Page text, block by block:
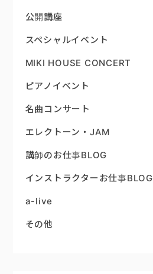
公開講座
スペシャルイベント
MIKI HOUSE CONCERT
ピアノイベント
名曲コンサート
エレクトーン・JAM
講師のお仕事BLOG
インストラクターお仕事BLOG
a-live
その他